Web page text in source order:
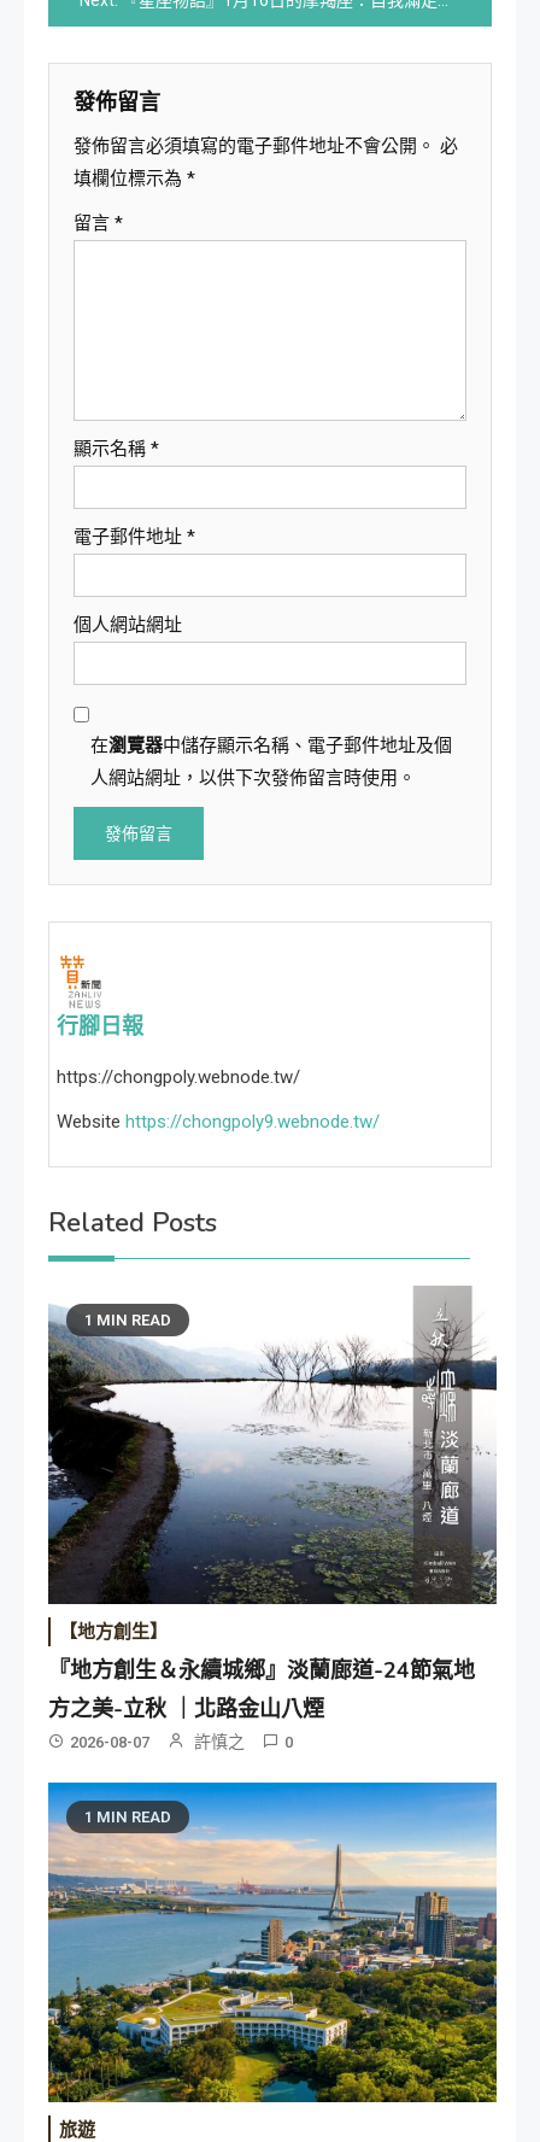
導
覽
發佈留言
發佈留言必須填寫的電子郵件地址不會公開。 必
填欄位標示為 *
留言 *
顯示名稱 *
電子郵件地址 *
個人網站網址
在瀏覽器中儲存顯示名稱、電子郵件地址及個
人網站網址，以供下次發佈留言時使用。
行腳日報
https://chongpoly.webnode.tw/
Website https://chongpoly9.webnode.tw/
Related Posts
1 MIN READ
【地方創生】
『地方創生＆永續城鄉』淡蘭廊道-24節氣地
方之美-立秋 ｜北路金山八煙
2026-08-07 許慎之 0
1 MIN READ
旅遊